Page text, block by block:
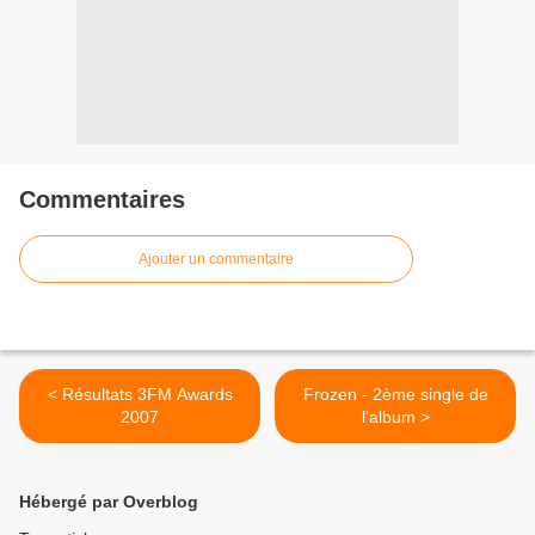
Commentaires
Ajouter un commentaire
< Résultats 3FM Awards
2007
Frozen - 2ème single de
l'album >
Hébergé par Overblog